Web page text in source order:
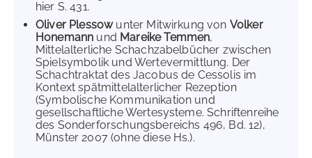
hier S. 431.
Oliver Plessowunter Mitwirkung von Volker
Honemann und Mareike Temmen,
Mittelalterliche Schachzabelbücher zwischen
Spielsymbolik und Wertevermittlung. Der
Schachtraktat des Jacobus de Cessolis im
Kontext spätmittelalterlicher Rezeption
(Symbolische Kommunikation und
gesellschaftliche Wertesysteme. Schriftenreihe
des Sonderforschungsbereichs 496, Bd. 12),
Münster 2007 (ohne diese Hs.).